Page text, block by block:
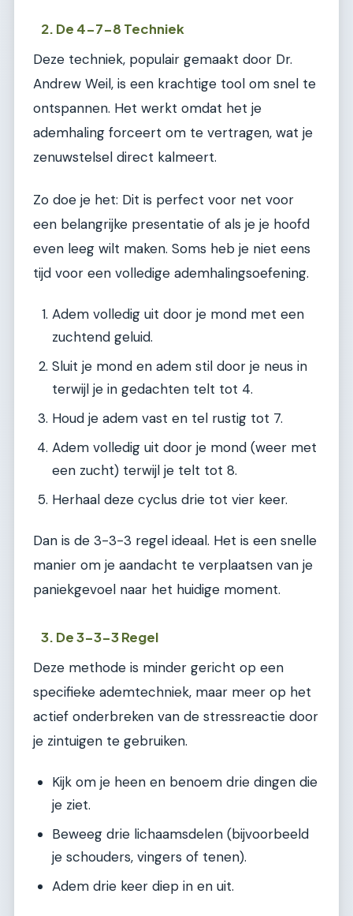
2. De 4-7-8 Techniek
Deze techniek, populair gemaakt door Dr.
Andrew Weil, is een krachtige tool om snel te
ontspannen. Het werkt omdat het je
ademhaling forceert om te vertragen, wat je
zenuwstelsel direct kalmeert.
Zo doe je het: Dit is perfect voor net voor
een belangrijke presentatie of als je je hoofd
even leeg wilt maken. Soms heb je niet eens
tijd voor een volledige ademhalingsoefening.
Adem volledig uit door je mond met een
zuchtend geluid.
Sluit je mond en adem stil door je neus in
terwijl je in gedachten telt tot 4.
Houd je adem vast en tel rustig tot 7.
Adem volledig uit door je mond (weer met
een zucht) terwijl je telt tot 8.
Herhaal deze cyclus drie tot vier keer.
Dan is de 3-3-3 regel ideaal. Het is een snelle
manier om je aandacht te verplaatsen van je
paniekgevoel naar het huidige moment.
3. De 3-3-3 Regel
Deze methode is minder gericht op een
specifieke ademtechniek, maar meer op het
actief onderbreken van de stressreactie door
je zintuigen te gebruiken.
Kijk om je heen en benoem drie dingen die
je ziet.
Beweeg drie lichaamsdelen (bijvoorbeeld
je schouders, vingers of tenen).
Adem drie keer diep in en uit.